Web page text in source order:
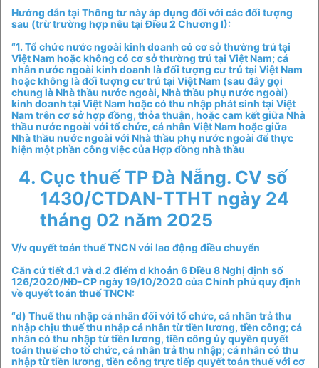
Hướng dẫn tại Thông tư này áp dụng đối với các đối tượng
sau (trừ trường hợp nêu tại Điều 2 Chương I):
“1. Tổ chức nước ngoài kinh doanh có cơ sở thường trú tại
Việt Nam hoặc không có cơ sở thường trú tại Việt Nam; cá
nhân nước ngoài kinh doanh là đối tượng cư trú tại Việt Nam
hoặc không là đối tượng cư trú tại Việt Nam (sau đây gọi
chung là Nhà thầu nước ngoài, Nhà thầu phụ nước ngoài)
kinh doanh tại Việt Nam hoặc có thu nhập phát sinh tại Việt
Nam trên cơ sở hợp đồng, thỏa thuận, hoặc cam kết giữa Nhà
thầu nước ngoài với tổ chức, cá nhân Việt Nam hoặc giữa
Nhà thầu nước ngoài với Nhà thầu phụ nước ngoài để thực
hiện một phần công việc của Hợp đồng nhà thầu
Cục thuế TP Đà Nẵng. CV số
1430/CTDAN-TTHT ngày 24
tháng 02 năm 2025
V/v quyết toán thuế TNCN với lao động điều chuyển
Căn cứ tiết d.1 và d.2 điểm d khoản 6 Điều 8 Nghị định số
126/2020/NĐ-CP ngày 19/10/2020 của Chính phủ quy định
về quyết toán thuế TNCN:
“d) Thuế thu nhập cá nhân đối với tổ chức, cá nhân trả thu
nhập chịu thuế thu nhập cá nhân từ tiền lương, tiền công; cá
nhân có thu nhập từ tiền lương, tiền công ủy quyền quyết
toán thuế cho tổ chức, cá nhân trả thu nhập; cá nhân có thu
nhập từ tiền lương, tiền công trực tiếp quyết toán thuế với cơ